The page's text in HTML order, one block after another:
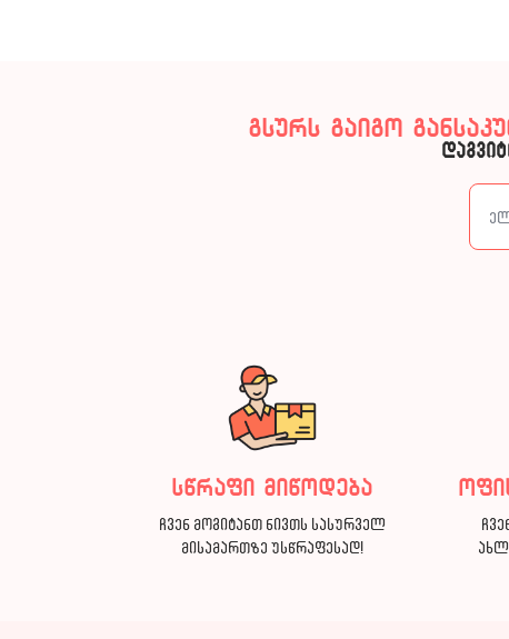
გსურს გაიგო
სწრაფი მიწოდება
ჩვენ მოგიტანთ ნივთს სასურველ
მისამართზე უსწრაფესად!